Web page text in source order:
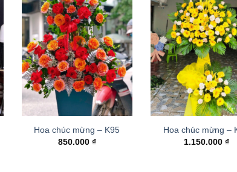
Hoa chúc mừng – K95
850.000 ₫
Hoa chúc mừng –
1.150.000 ₫